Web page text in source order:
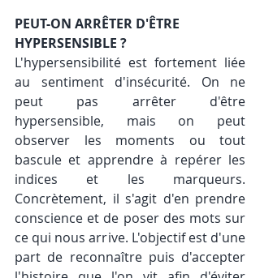
PEUT-ON ARRÊTER D'ÊTRE
HYPERSENSIBLE ?
L'hypersensibilité est fortement liée
au sentiment d'insécurité. On ne
peut pas arrêter d'être
hypersensible, mais on peut
observer les moments ou tout
bascule et apprendre à repérer les
indices et les marqueurs.
Concrètement, il s'agit d'en prendre
conscience et de poser des mots sur
ce qui nous arrive. L'objectif est d'une
part de reconnaître puis d'accepter